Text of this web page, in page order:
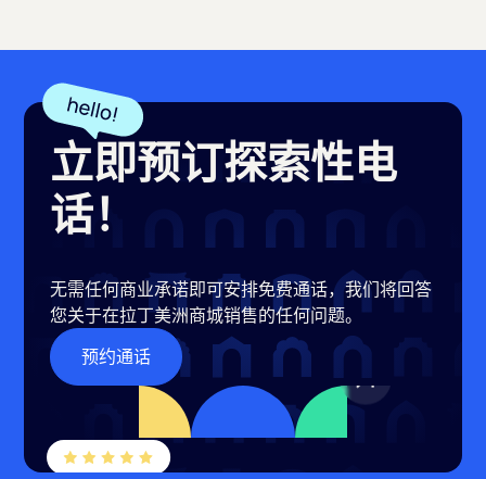
立即预订探索性电
话！
无需任何商业承诺即可安排免费通话，我们将回答
您关于在拉丁美洲商城销售的任何问题。
预约通话